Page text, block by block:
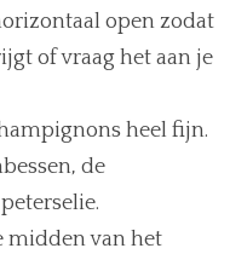
open zodat
of vraag het aan je
heel fijn.
de
midden van het